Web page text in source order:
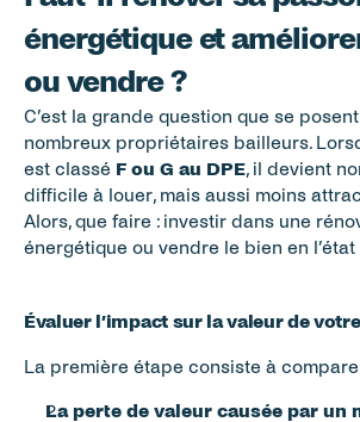
énergétique et
ou vendre ?
C’est la grande question que se
nombreux propriétaires bailleurs.
est classé F ou G au DPE, il devient
difficile à louer, mais aussi moins
Alors, que faire : investir dans une
énergétique ou vendre le bien en l’état
Évaluer l’impact sur la valeur de
La première étape consiste à
La perte de valeur causée par un